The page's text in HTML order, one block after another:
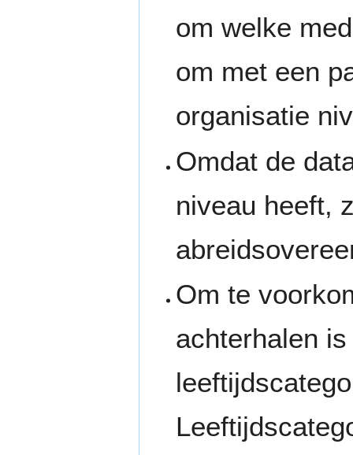
om welke
om met een
organisatie
Omdat de
niveau heeft,
Om te
achterhalen